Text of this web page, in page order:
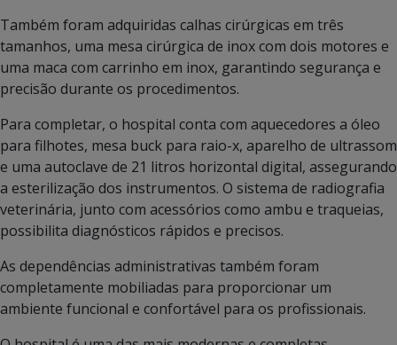
Também foram adquiridas calhas cirúrgicas em três
tamanhos, uma mesa cirúrgica de inox com dois motores e
uma maca com carrinho em inox, garantindo segurança e
precisão durante os procedimentos.
Para completar, o hospital conta com aquecedores a óleo
para filhotes, mesa buck para raio-x, aparelho de ultrassom
e uma autoclave de 21 litros horizontal digital, assegurando
a esterilização dos instrumentos. O sistema de radiografia
veterinária, junto com acessórios como ambu e traqueias,
possibilita diagnósticos rápidos e precisos.
As dependências administrativas também foram
completamente mobiliadas para proporcionar um
ambiente funcional e confortável para os profissionais.